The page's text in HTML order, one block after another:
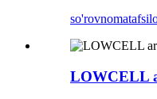
so'rovnoma
LOWCELL